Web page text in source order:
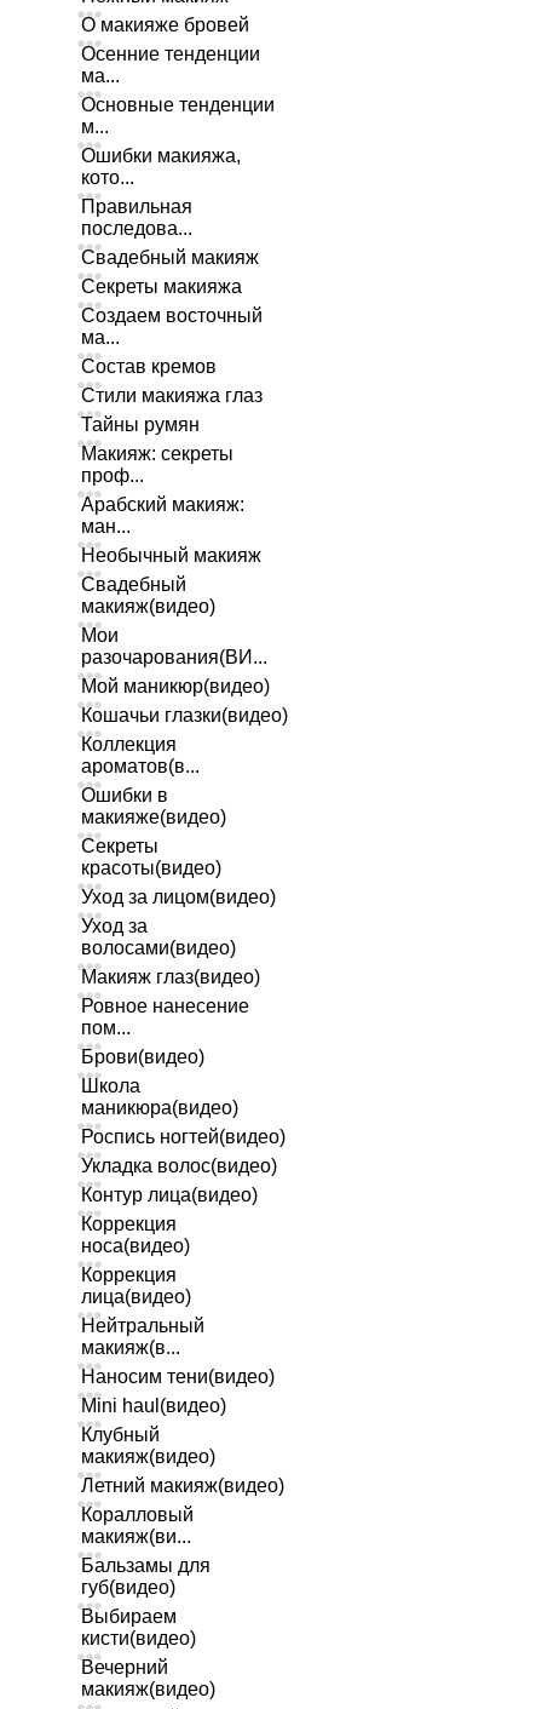
О макияже бровей
Осенние тенденции
ма...
Основные тенденции
м...
Ошибки макияжа,
кото...
Правильная
последова...
Свадебный макияж
Секреты макияжа
Создаем восточный
ма...
Состав кремов
Стили макияжа глаз
Тайны румян
Макияж: секреты
проф...
Арабский макияж:
ман...
Необычный макияж
Свадебный
макияж(видео)
Мои
разочарования(ВИ...
Мой маникюр(видео)
Кошачьи глазки(видео)
Коллекция
ароматов(в...
Ошибки в
макияже(видео)
Секреты
красоты(видео)
Уход за лицом(видео)
Уход за
волосами(видео)
Макияж глаз(видео)
Ровное нанесение
пом...
Брови(видео)
Школа
маникюра(видео)
Роспись ногтей(видео)
Укладка волос(видео)
Контур лица(видео)
Коррекция
носа(видео)
Коррекция
лица(видео)
Нейтральный
макияж(в...
Наносим тени(видео)
Mini haul(видео)
Клубный
макияж(видео)
Летний макияж(видео)
Коралловый
макияж(ви...
Бальзамы для
губ(видео)
Выбираем
кисти(видео)
Вечерний
макияж(видео)